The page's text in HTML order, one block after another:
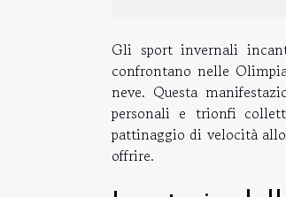
Gli sport invernali
confrontano nelle
neve. Questa
personali e trionfi
pattinaggio di velocità
offrire.